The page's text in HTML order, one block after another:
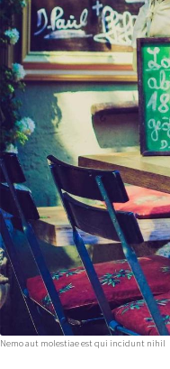
Nemo aut molestiae est qui incidunt nihil